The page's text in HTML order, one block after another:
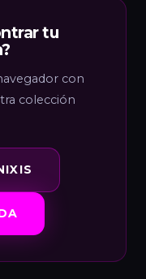
tu
con
colección